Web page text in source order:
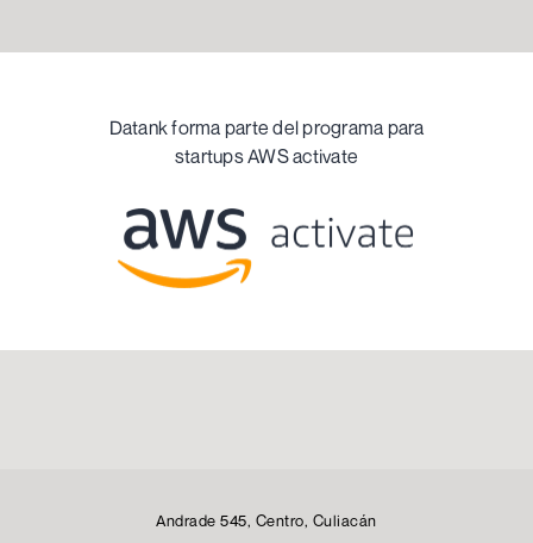
Datank forma parte del programa para
startups AWS activate
Andrade 545, Centro, Culiacán